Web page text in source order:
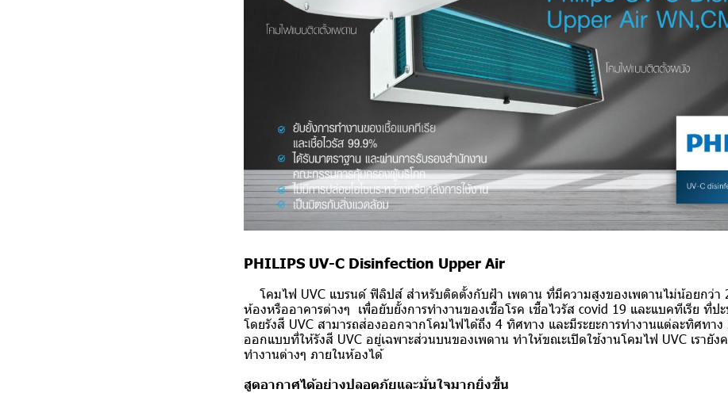
PHILIPS UV-C Disinfection Upper Air
โคมไฟ UVC แบรนด์ ฟิลิปส์ สำหรับติดตั้งกับฝ้า เพดาน ที่มีความสูงของเพดานไม่น้อยกว่า
ห้องหรืออาคารต่างๆ เพื่อยับยั้งการทำงานของเชื้อโรค เชื้อไวรัส covid 19 และแบคทีเรีย ที่ป
โดยรังสี UVC สามารถส่องออกจากโคมไฟได้ถึง 4 ทิศทาง และมีระยะการทำงานแต่ละทิศทาง
ออกแบบที่ให้รังสี UVC อยู่เฉพาะส่วนบนของเพดาน ทำให้ขณะเปิดใช้งานโคมไฟ UVC เรายัง
ทำงานต่างๆ ภายในห้องได้
สูดอากาศได้อย่างปลอดภัยและมั่นใจมากยิ่งขึ้น